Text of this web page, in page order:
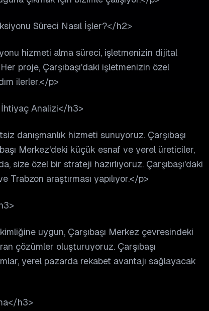
Süreci Nasıl İşler?</h2>
hizmeti alma süreci, işletmenizin dijital
proje, Çarşıbaşı'daki işletmenizin özel
ilerler.</p>
İhtiyaç Analizi</h3>
danışmanlık hizmeti sunuyoruz. Çarşıbaşı
Merkez'deki küçük esnaf ve yerel üreticiler,
size özel bir strateji hazırlıyoruz. Çarşıbaşı'daki
araştırması yapılıyor.</p>
uygun, Çarşıbaşı Merkez çevresindeki
çözümler oluşturuyoruz. Çarşıbaşı
yerel pazarda rekabet avantajı sağlayacak
h3>